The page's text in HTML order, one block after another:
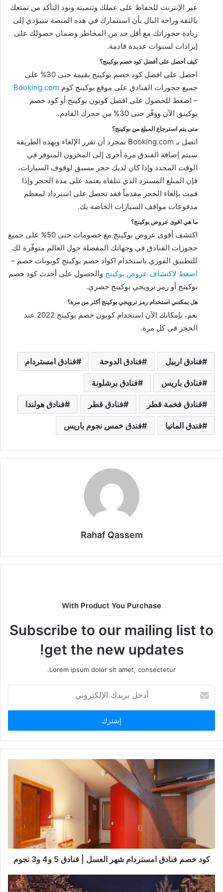
عبر الإنترنت للحفاظ على عملك وتنميته ونود التأكد من تمتعك
بالثقة وراحة البال بأن استثمارك في هذه المنصة سيؤدي إلى
زيادة حجوزاتك مع أقل حد من المخاطر وضمان حصولك على
إيرادات لسنوات عديدة قادمة.
كيف أحصل على أفضل كود خصم بوكينج؟
احصل على افضل كود خصم بوكينج بقيمة حتى 30% على
جميع حجوزات الفنادق على موقع بوكينج كوم Booking.com
– اضغط للحصول على افضل كوبون بوكينج أو كود خصم
بوكينق الآن ووفّر حتى 30% من حجزك القادم.
متى يتم استرجاع المبلغ من بوكينج؟
اتصل بـ Booking.com بمجرد أن تقرر الإلغاء وبهذه الطريقة
سيتم إضافة الفندق مرة أخرى إلى المخزون المتوفر في
الوقت المحدد وإذا كان لديك حجز مسبق لوقوف السيارات،
فإن المبلغ المسترد الذي تتلقاه يعتمد على مدة الحجز وإذا
قمت بإلغاء الحجز مقدماً فقد تحصل على استرداد لمعظم
مدفوعات مواقف السيارات الخاصة بك.
ما هي اقوى عروض بوكينج؟
اكتشف أقوى عروض بوكينج مع خصومات حتى 50% على جميع
حجوزات الفنادق في وجهاتك المفضلة حول العالم متوفّرة لك
للتطبيق الفوري باستخدام اكواد خصم بوكينج كوبونات خصم –
اضغط لاكتشاف عروض بوكينج والحصول على أحدث كود خصم
بوكينج أو رمز ترويجي بوكينج حصري.
هل يمكنني استخدام رمز ترويجي بوكينج أكثر من مرة؟
نعم، بإمكانك الآن استخدام كوبون خصم بوكينج 2022 عند
الحجز في كل مرة.
فنادق اربيل فنادق الدوحة فنادق امستردام
فنادق باريس فنادق برشلونة
فنادق فخمة قطر فنادق قطر فنادق هولندا
فندق المانيا فندق خمس نجوم باريس
Rahaf Qassem
With Product You Purchase
Subscribe to our mailing list to
get the new updates!
Lorem ipsum dolor sit amet, consectetur.
بريدك
الإلكتروني
كود خصم فنادق امستردام شهر العسل | فنادق 5 و4 و3 نجوم